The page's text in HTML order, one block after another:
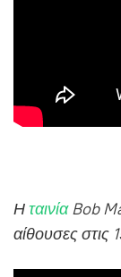
ΗταινίαBob
αίθουσες στις